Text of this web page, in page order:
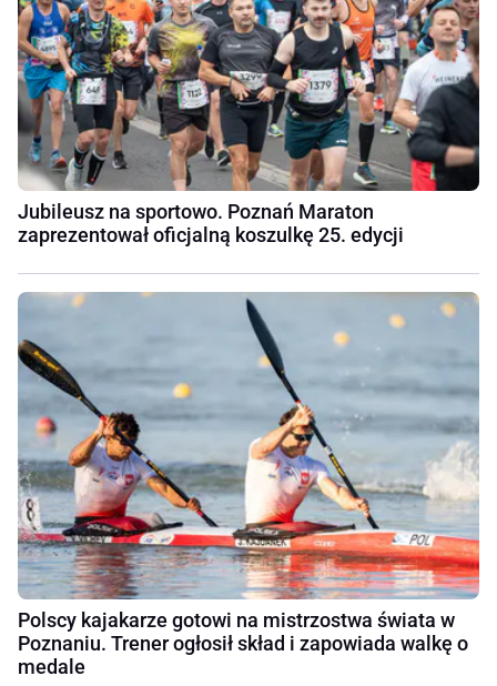
Jubileusz na sportowo. Poznań Maraton
zaprezentował oficjalną koszulkę 25. edycji
Polscy kajakarze gotowi na mistrzostwa świata w
Poznaniu. Trener ogłosił skład i zapowiada walkę o
medale